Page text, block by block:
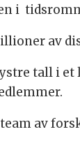
i
av
tall i et
av